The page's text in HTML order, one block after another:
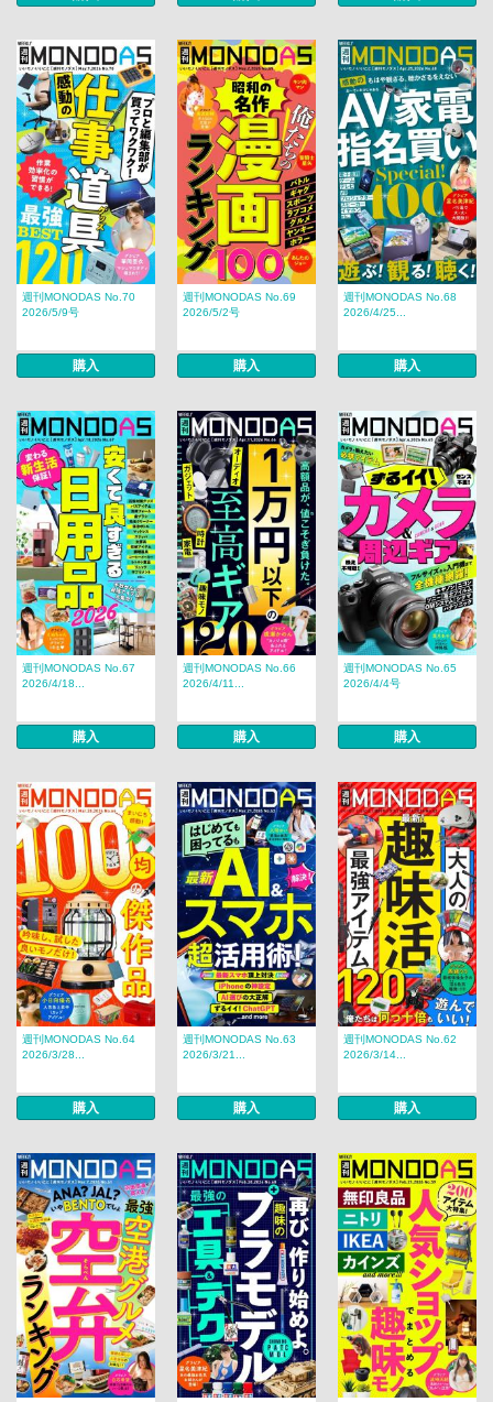
週刊MONODAS No.70
2026/5/9号
購入
週刊MONODAS No.69
2026/5/2号
購入
週刊MONODAS No.68
2026/4/25...
購入
週刊MONODAS No.67
2026/4/18...
購入
週刊MONODAS No.66
2026/4/11...
購入
週刊MONODAS No.65
2026/4/4号
購入
週刊MONODAS No.64
2026/3/28...
購入
週刊MONODAS No.63
2026/3/21...
購入
週刊MONODAS No.62
2026/3/14...
購入